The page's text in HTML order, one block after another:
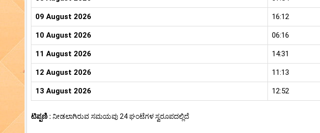
09 August 2026 16:12
10 August 2026 06:16
11 August 2026 14:31
12 August 2026 11:13
13 August 2026 12:52
ಟಿಪ್ಪಣಿ : ನೀಡಲಾಗಿರುವ ಸಮಯವು 24 ಘಂಟೆಗಳ ಸ್ವರೂಪದಲ್ಲಿದೆ